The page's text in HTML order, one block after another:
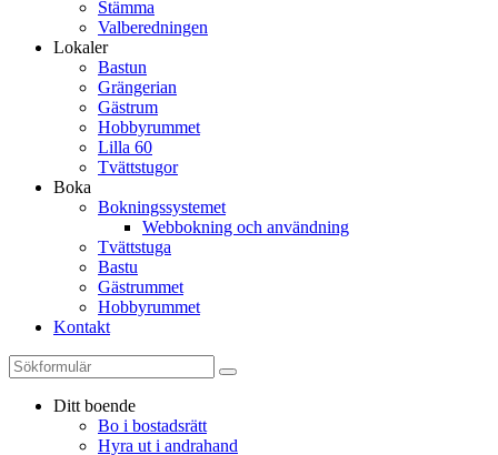
Stämma
Valberedningen
Lokaler
Bastun
Grängerian
Gästrum
Hobbyrummet
Lilla 60
Tvättstugor
Boka
Bokningssystemet
Webbokning och användning
Tvättstuga
Bastu
Gästrummet
Hobbyrummet
Kontakt
Ditt boende
Bo i bostadsrätt
Hyra ut i andrahand